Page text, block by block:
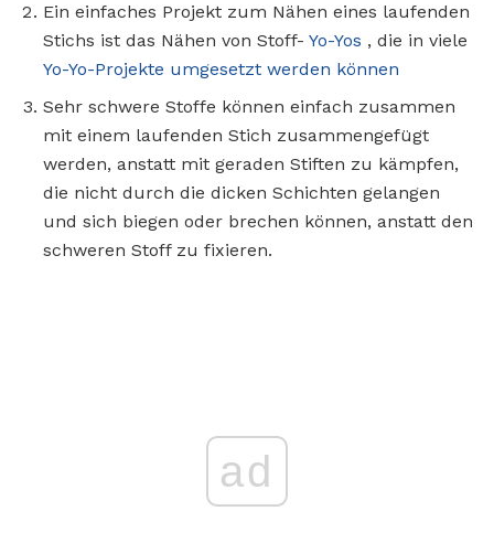
Ein einfaches Projekt zum Nähen eines laufenden
Stichs ist das Nähen von Stoff- Yo-Yos , die in viele
Yo-Yo-Projekte umgesetzt werden können
Sehr schwere Stoffe können einfach zusammen
mit einem laufenden Stich zusammengefügt
werden, anstatt mit geraden Stiften zu kämpfen,
die nicht durch die dicken Schichten gelangen
und sich biegen oder brechen können, anstatt den
schweren Stoff zu fixieren.
ad